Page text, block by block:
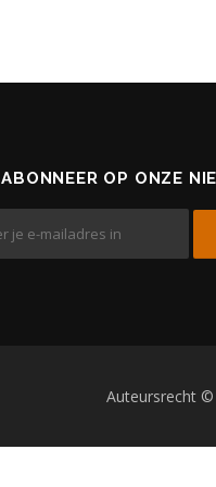
ABONNEER OP ONZE
Auteursrecht ©